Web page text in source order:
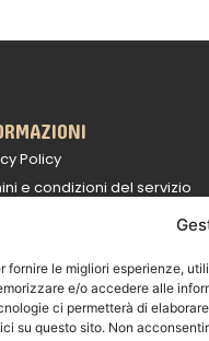
fornire le migliori esperienze,
e/o accedere alle
ci permetterà di
su questo sito. Non
Policy
e condizioni del servizio
legale